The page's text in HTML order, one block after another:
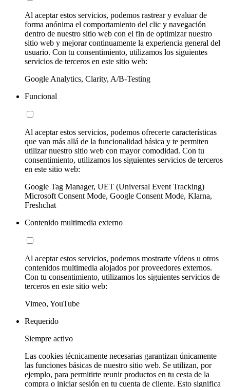
Al aceptar estos servicios, podemos rastrear y evaluar de
forma anónima el comportamiento del clic y navegación
dentro de nuestro sitio web con el fin de optimizar nuestro
sitio web y mejorar continuamente la experiencia general del
usuario. Con tu consentimiento, utilizamos los siguientes
servicios de terceros en este sitio web:
Google Analytics, Clarity, A/B-Testing
Funcional
Al aceptar estos servicios, podemos ofrecerte características
que van más allá de la funcionalidad básica y te permiten
utilizar nuestro sitio web con mayor comodidad. Con tu
consentimiento, utilizamos los siguientes servicios de terceros
en este sitio web:
Google Tag Manager, UET (Universal Event Tracking)
Microsoft Consent Mode, Google Consent Mode, Klarna,
Freshchat
Contenido multimedia externo
Al aceptar estos servicios, podemos mostrarte vídeos u otros
contenidos multimedia alojados por proveedores externos.
Con tu consentimiento, utilizamos los siguientes servicios de
terceros en este sitio web:
Vimeo, YouTube
Requerido
Siempre activo
Las cookies técnicamente necesarias garantizan únicamente
las funciones básicas de nuestro sitio web. Se utilizan, por
ejemplo, para permitirte reunir productos en tu cesta de la
compra o iniciar sesión en tu cuenta de cliente. Esto significa